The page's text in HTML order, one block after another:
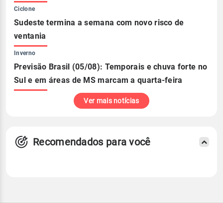
Ciclone
Sudeste termina a semana com novo risco de
ventania
Inverno
Previsão Brasil (05/08): Temporais e chuva forte no
Sul e em áreas de MS marcam a quarta-feira
Ver mais notícias
Recomendados para você